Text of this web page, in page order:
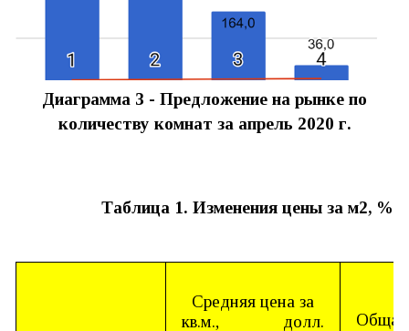
Диаграмма 3 - Предложение на рынке по
количеству комнат за апрель 2020 г.
Таблица 1. Изменения цены за м2, %
Средняя цена за
кв.м.,
долл.
Общая